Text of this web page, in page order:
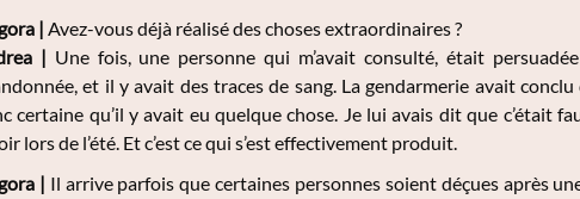
| Avez-vous déjà réalisé des choses extraordinaires ?
| Une fois, une personne qui m’avait consulté, était
et il y avait des traces de sang. La gendarmerie avait
certaine qu’il y avait eu quelque chose. Je lui avais dit que c’était
lors de l’été. Et c’est ce qui s’est effectivement produit.
| Il arrive parfois que certaines personnes soient déçues après